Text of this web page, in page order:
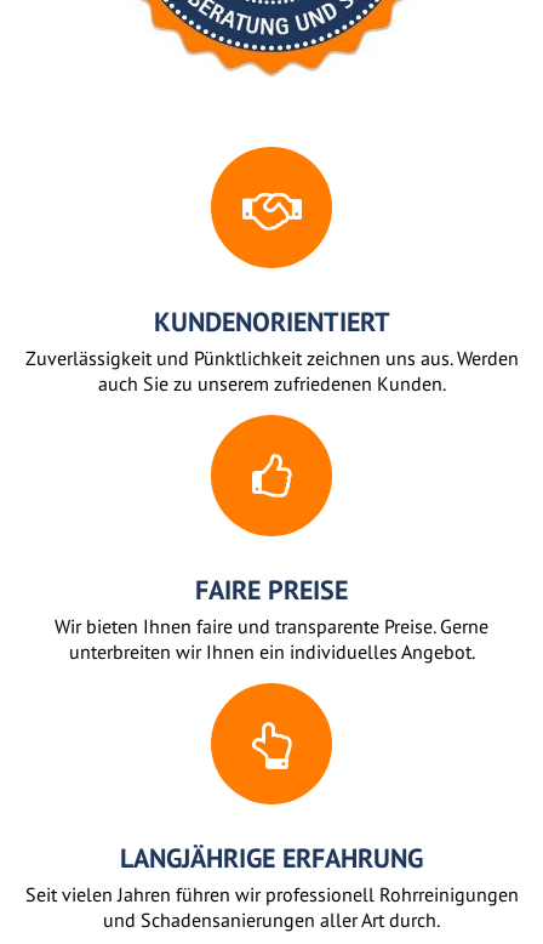
KUNDENORIENTIERT
Zuverlässigkeit und Pünktlichkeit zeichnen uns aus. Werden
auch Sie zu unserem zufriedenen Kunden.
FAIRE PREISE
Wir bieten Ihnen faire und transparente Preise. Gerne
unterbreiten wir Ihnen ein individuelles Angebot.
LANGJÄHRIGE ERFAHRUNG
Seit vielen Jahren führen wir professionell Rohrreinigungen
und Schadensanierungen aller Art durch.